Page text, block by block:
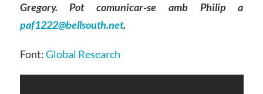
Gregory. Pot comunicar-se amb Philip a
paf1222@bellsouth.net.
Font:Global Research